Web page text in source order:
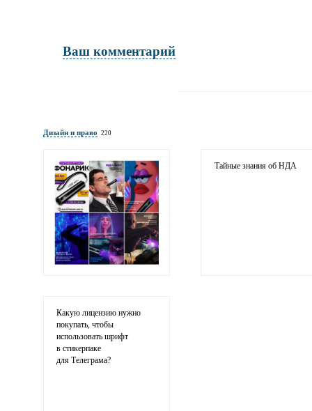
Ваш комментарий
Дизайн и право 220
Тайные знания об НДА
Какую лицензию нужно
покупать, чтобы
использовать шрифт
в стикерпаке
для Телеграма?